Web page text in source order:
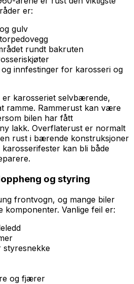
er:
gulv
rundt bakruten
innfestinger for karosseri og
er karosseriet selvbærende,
ramme. Rammerust kan være
bilen har fått
lakk. Overflaterust er normalt
rust i bærende konstruksjoner
kan bli både
og styring
frontvogn, og mange biler
komponenter. Vanlige feil er:
styresnekke
og fjærer